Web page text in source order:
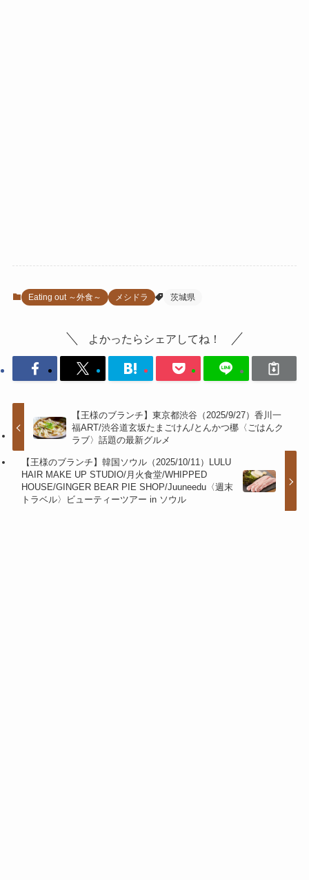
Eating out ～外食～ メシドラ 茨城県
よかったらシェアしてね！
【王様のブランチ】東京都渋谷（2025/9/27）香川一
福ART/渋谷道玄坂たまごけん/とんかつ梛〈ごはんク
ラブ〉話題の最新グルメ
【王様のブランチ】韓国ソウル（2025/10/11）LULU
HAIR MAKE UP STUDIO/月火食堂/WHIPPED
HOUSE/GINGER BEAR PIE SHOP/Juuneedu〈週末
トラベル〉ビューティーツアー in ソウル